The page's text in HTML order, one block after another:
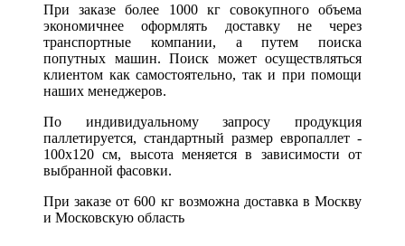
При заказе более 1000 кг совокупного объема
экономичнее оформлять доставку не через
транспортные компании, а путем поиска
попутных машин. Поиск может осуществляться
клиентом как самостоятельно, так и при помощи
наших менеджеров.
По индивидуальному запросу продукция
паллетируется, стандартный размер европаллет -
100х120 см, высота меняется в зависимости от
выбранной фасовки.
При заказе от 600 кг возможна доставка в Москву
и Московскую область